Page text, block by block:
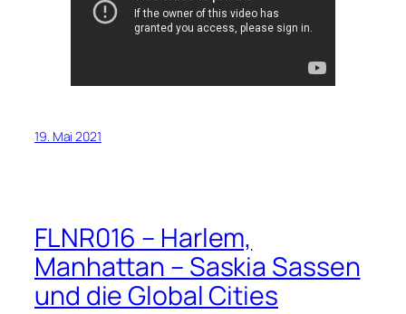
19. Mai 2021
FLNR016 – Harlem,
Manhattan – Saskia Sassen
und die Global Cities